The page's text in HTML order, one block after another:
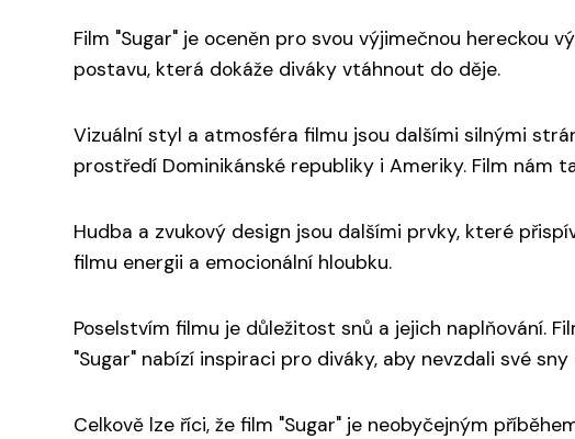
Film "Sugar" je oceněn pro svou výjimečnou hereckou
postavu, která dokáže diváky vtáhnout do děje.
Vizuální styl a atmosféra filmu jsou dalšími silnými
prostředí Dominikánské republiky i Ameriky. Film nám
Hudba a zvukový design jsou dalšími prvky, které
filmu energii a emocionální hloubku.
Poselstvím filmu je důležitost snů a jejich naplňování.
"Sugar" nabízí inspiraci pro diváky, aby nevzdali své
Celkově lze říci, že film "Sugar" je neobyčejným